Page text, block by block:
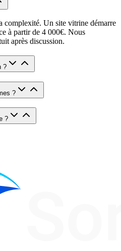
complexité. Un site vitrine démarre
à partir de 4 000€. Nous
après discussion.
?
?
?